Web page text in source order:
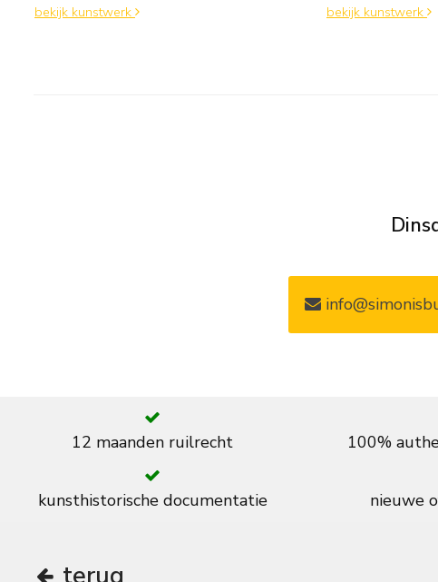
bekijk kunstwerk
bekijk kunstwerk
12 maanden ruilrecht 100%
kunsthistorische documentatie nieuwe